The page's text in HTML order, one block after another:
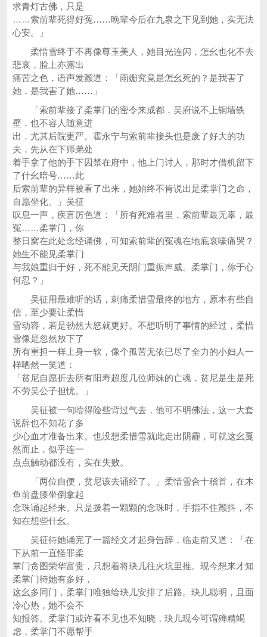
求青灯古佛，只是
……索前辈死得好冤……晚辈今后在九泉之下见到她，实无法
心安。」
柔惜雪终于不再像尊玉美人，她目光连闪，怎幺也化不去
悲哀，脸上亦露出
痛苦之色，语声发颤道：「雨姗究竟是怎幺死的？是我害了
她，是我害了她……」
「索前辈接了柔掌门的密令来成都，吴府说不上铜墙铁
壁，也不容人随意进
出，尤其后院更严。霍永宁与索前辈接头也是废了好大的功
夫，先从在下师弟处
着手拿了他的手下囚禁在府中，他上门讨人，那时才借机留下
了什幺暗号……此
后索前辈的异样被看了出来，她始终不肯说出是柔掌门之命，
自愿坐化。」吴征
叹息一声，疾言厉色道：「所有死难者里，索前辈最无辜，最
冤……柔掌门，你
整日窝在此处念经诵佛，可知索前辈的冤魂在地底哀嚎痛哭？
她生不能见柔掌门
与我娘重归于好，死不能见天阴门重振声威。柔掌门，你于心
何忍？」
吴征用最难听的话，刺痛柔惜雪最疼的地方，原本有些自
信，至少要让柔惜
雪动容，若是勃然大怒就更好。不想听明了事情的经过，柔惜
雪像是忽然放下了
所有重担一样上身一软，像个孤苦无依已尽了全力的小妇人一
样哂然一笑道：
「贫尼自愿折去所有阳寿超度几位师妹的亡魂，贫尼是生是死
不劳吴公子担忧。」
吴征被一句噎得险些背过气去，他可不明佛法，这一大套
说辞也不知花了多
少心血才准备出来。也没想柔惜雪就此走出阴霾，可就这幺戛
然而止，似乎连一
点点触动都没有，实在失败。
「两位自便，贫尼该去诵经了。」柔惜雪合十稽首，在木
鱼前盘膝坐倒拿起
念珠诵起经来。只是拨着一颗颗的念珠时，手指不住颤抖，不
知在想些什幺。
吴征待她诵完了一篇经文才起身告辞，临走前又道：「在
下从前一直怪罪柔
掌门贪图荣华富贵，只想着将玦儿往火坑里推。现今想来才知
柔掌门待她有多好，
这幺多同门，柔掌门唯独给玦儿安排了后路。玦儿聪明，且面
冷心热，她不会不
知报答。柔掌门或许看不见也不知晓，玦儿现今可谓殚精竭
虑，柔掌门不愿帮手